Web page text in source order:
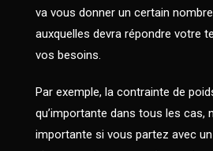
va vous donner un certain
auxquelles devra répondre votre
vos besoins.
Par exemple, la contrainte de
qu’importante dans tous les cas,
importante si vous partez avec